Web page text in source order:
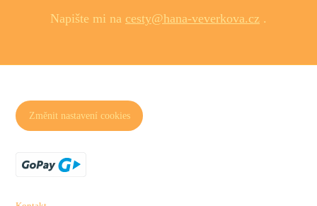
Napište mi na cesty@hana-veverkova.cz .
Změnit nastavení cookies